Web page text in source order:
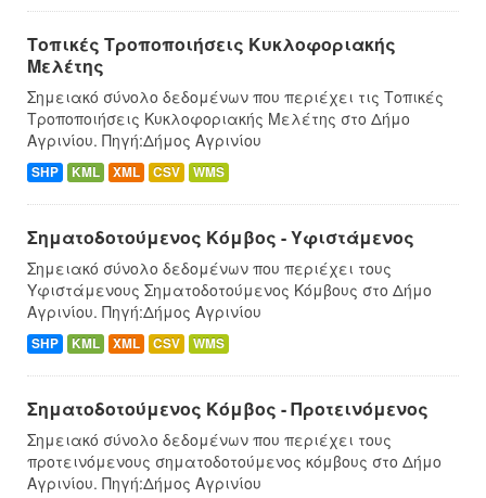
Τοπικές Τροποποιήσεις Κυκλοφοριακής
Μελέτης
Σημειακό σύνολο δεδομένων που περιέχει τις Τοπικές
Τροποποιήσεις Κυκλοφοριακής Μελέτης στο Δήμο
Αγρινίου. Πηγή:Δήμος Αγρινίου
SHP KML XML CSV WMS
Σηματοδοτούμενος Κόμβος - Υφιστάμενος
Σημειακό σύνολο δεδομένων που περιέχει τους
Υφιστάμενους Σηματοδοτούμενος Κόμβους στο Δήμο
Αγρινίου. Πηγή:Δήμος Αγρινίου
SHP KML XML CSV WMS
Σηματοδοτούμενος Κόμβος - Προτεινόμενος
Σημειακό σύνολο δεδομένων που περιέχει τους
προτεινόμενους σηματοδοτούμενος κόμβους στο Δήμo
Αγρινίου. Πηγή:Δήμος Αγρινίου